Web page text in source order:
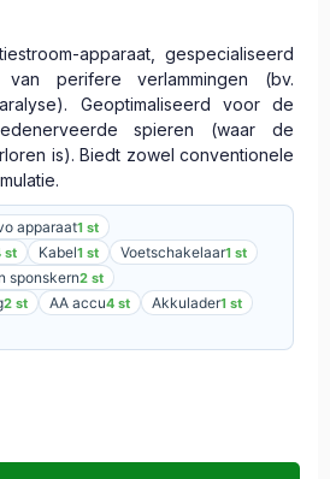
apparaat, gespecialiseerd
perifere verlammingen (bv.
Geoptimaliseerd voor de
spieren (waar de
is). Biedt zowel conventionele
apparaat1 st
st Kabel1 st Voetschakelaar1 st
sponskern2 st
2 st AA accu4 st Akkulader1 st